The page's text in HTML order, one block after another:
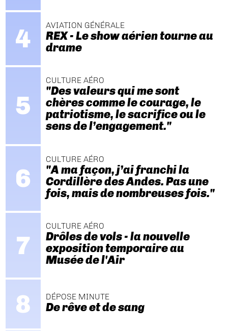
AVIATION GÉNÉRALE
REX - Le show aérien tourne au
drame
CULTURE AÉRO
"Des valeurs qui me sont
chères comme le courage, le
patriotisme, le sacrifice ou le
sens de l’engagement."
CULTURE AÉRO
"A ma façon, j’ai franchi la
Cordillère des Andes. Pas une
fois, mais de nombreuses fois."
CULTURE AÉRO
Drôles de vols - la nouvelle
exposition temporaire au
Musée de l'Air
DÉPOSE MINUTE
De rêve et de sang